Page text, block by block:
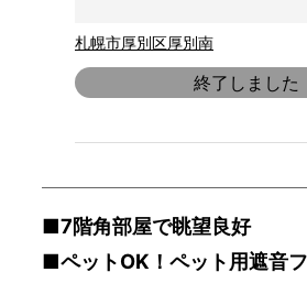
札幌市厚別区厚別南
終了しました
■7階角部屋で眺望良好
■ペットOK！ペット用遮音